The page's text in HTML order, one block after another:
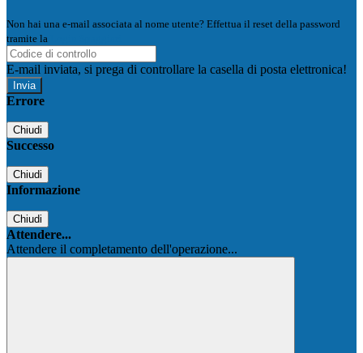
Non hai una e-mail associata al nome utente? Effettua il reset della password
tramite la
E-mail inviata, si prega di controllare la casella di posta elettronica!
Errore
Chiudi
Successo
Chiudi
Informazione
Chiudi
Attendere...
Attendere il completamento dell'operazione...